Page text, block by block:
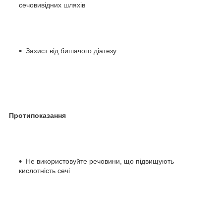
сечовивідних шляхів
Захист від бишачого діатезу
Протипоказання
Не використовуйте речовини, що підвищують
кислотність сечі